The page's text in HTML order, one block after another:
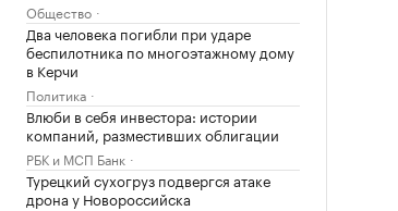
Общество
Два человека погибли при ударе
беспилотника по многоэтажному дому
в Керчи
Политика
Влюби в себя инвестора: истории
компаний, разместивших облигации
РБК и МСП Банк
Турецкий сухогруз подвергся атаке
дрона у Новороссийска